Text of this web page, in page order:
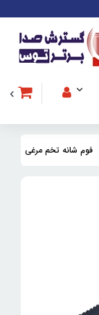
فوم شانه تخم مرغی